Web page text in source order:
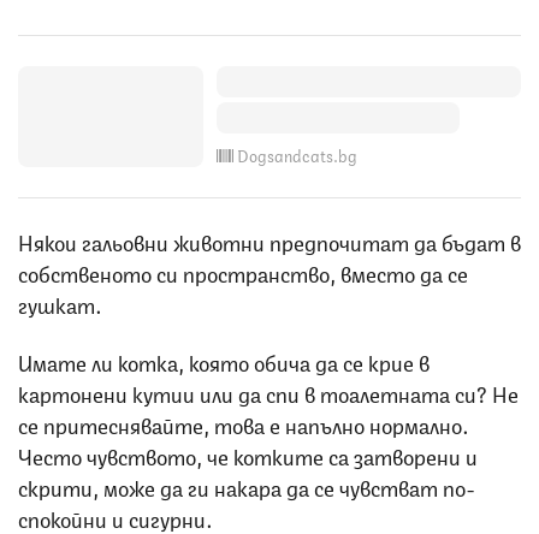
Dogsandcats.bg
Някои гальовни животни предпочитат да бъдат в
собственото си пространство, вместо да се
гушкат.
Имате ли котка, която обича да се крие в
картонени кутии или да спи в тоалетната си? Не
се притеснявайте, това е напълно нормално.
Често чувството, че котките са затворени и
скрити, може да ги накара да се чувстват по-
спокойни и сигурни.